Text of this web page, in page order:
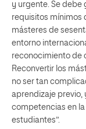
y urgente. Se debe
requisitos mínimos
másteres de
entorno
reconocimiento de
Reconvertir los
no ser tan
aprendizaje previo,
competencias en
estudiantes”.